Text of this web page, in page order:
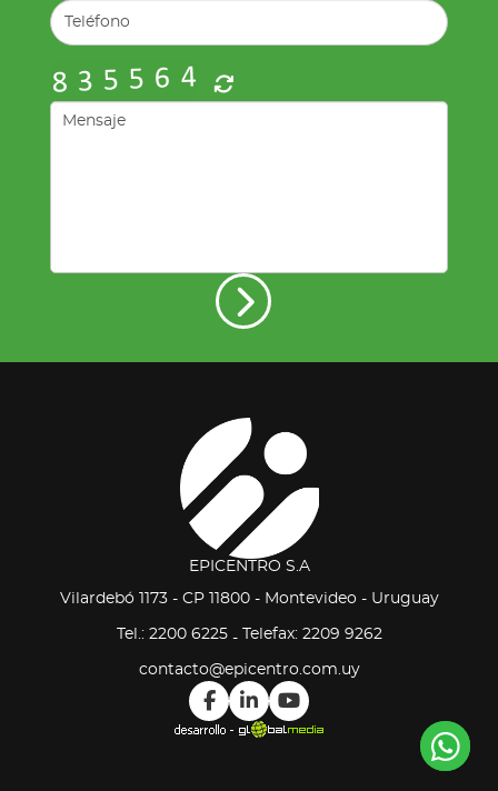
EPICENTRO S.A
Vilardebó 1173 - CP 11800 - Montevideo - Uruguay
Tel.: 2200 6225- Telefax: 2209 9262
contacto@epicentro.com.uy